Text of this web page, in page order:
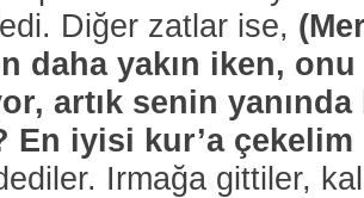
Diğer zatlar ise,
daha yakın iken,
artık senin yanında
En iyisi kur’a çekelim
Irmağa gittiler,